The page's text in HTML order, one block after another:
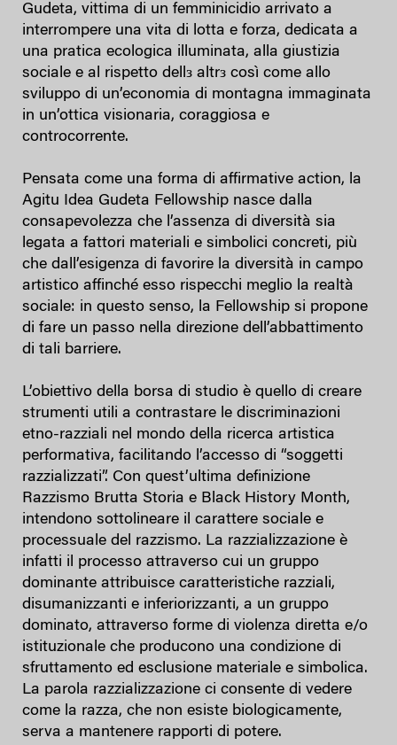
Gudeta, vittima di un femminicidio arrivato a
interrompere una vita di lotta e forza, dedicata a
una pratica ecologica illuminata, alla giustizia
sociale e al rispetto dellз altrз così come allo
sviluppo di un’economia di montagna immaginata
in un’ottica visionaria, coraggiosa e
controcorrente.
Pensata come una forma di affirmative action, la
Agitu Idea Gudeta Fellowship nasce dalla
consapevolezza che l’assenza di diversità sia
legata a fattori materiali e simbolici concreti, più
che dall’esigenza di favorire la diversità in campo
artistico affinché esso rispecchi meglio la realtà
sociale: in questo senso, la Fellowship si propone
di fare un passo nella direzione dell’abbattimento
di tali barriere.
L’obiettivo della borsa di studio è quello di creare
strumenti utili a contrastare le discriminazioni
etno-razziali nel mondo della ricerca artistica
performativa, facilitando l’accesso di “soggetti
razzializzati”. Con quest’ultima definizione
Razzismo Brutta Storia e Black History Month,
intendono sottolineare il carattere sociale e
processuale del razzismo. La razzializzazione è
infatti il processo attraverso cui un gruppo
dominante attribuisce caratteristiche razziali,
disumanizzanti e inferiorizzanti, a un gruppo
dominato, attraverso forme di violenza diretta e/o
istituzionale che producono una condizione di
sfruttamento ed esclusione materiale e simbolica.
La parola razzializzazione ci consente di vedere
come la razza, che non esiste biologicamente,
serva a mantenere rapporti di potere.